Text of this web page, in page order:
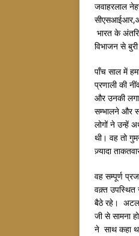
जवाहरलाल
भारत के
विभाजन से
पाँच साल में
प्रणाली की
और उनकी
सम्भालने और
लोगों ने उन्हें
थी। वह तो
ज़्यादा
वह सम्पूर्ण
वक़्त
बैठे रहे।
जी से सामना
ने साथ कहा